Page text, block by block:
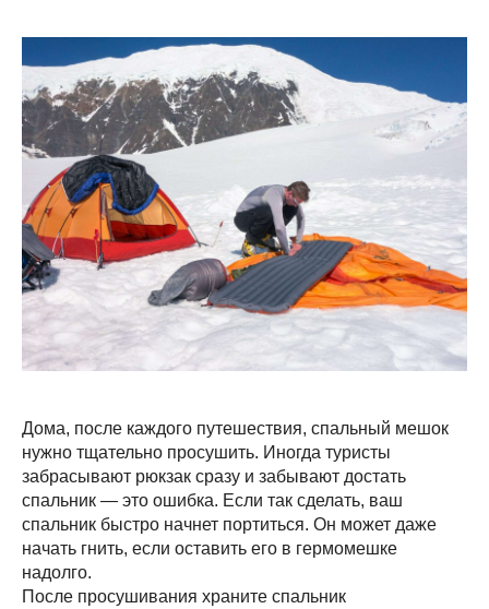
Дома, после каждого путешествия, спальный мешок
нужно тщательно просушить. Иногда туристы
забрасывают рюкзак сразу и забывают достать
спальник — это ошибка. Если так сделать, ваш
спальник быстро начнет портиться. Он может даже
начать гнить, если оставить его в гермомешке
надолго.
После просушивания храните спальник